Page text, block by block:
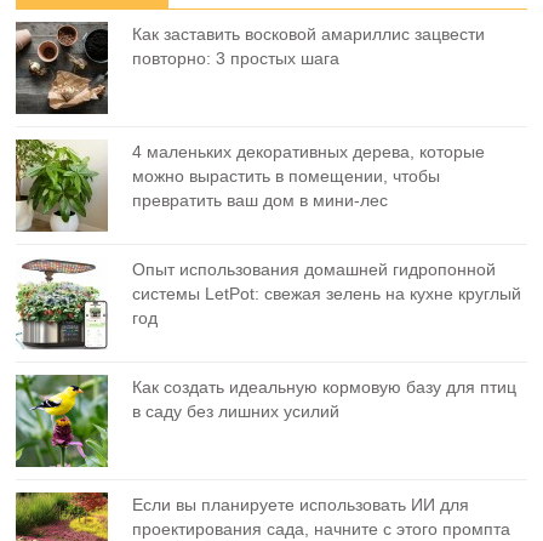
Как заставить восковой амариллис зацвести
повторно: 3 простых шага
4 маленьких декоративных дерева, которые
можно вырастить в помещении, чтобы
превратить ваш дом в мини-лес
Опыт использования домашней гидропонной
системы LetPot: свежая зелень на кухне круглый
год
Как создать идеальную кормовую базу для птиц
в саду без лишних усилий
Если вы планируете использовать ИИ для
проектирования сада, начните с этого промпта